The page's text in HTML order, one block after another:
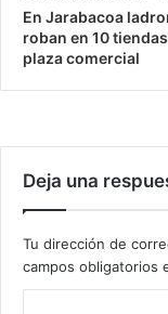
En Jarabacoa
roban en 10
plaza comercial
Deja una
Tu dirección de
campos obligatorios